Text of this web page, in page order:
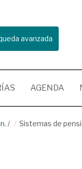
avanzada
AGENDA
/ Sistemas de